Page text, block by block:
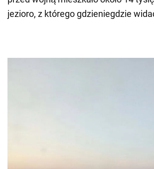
jezioro, z którego gdzieniegdzie